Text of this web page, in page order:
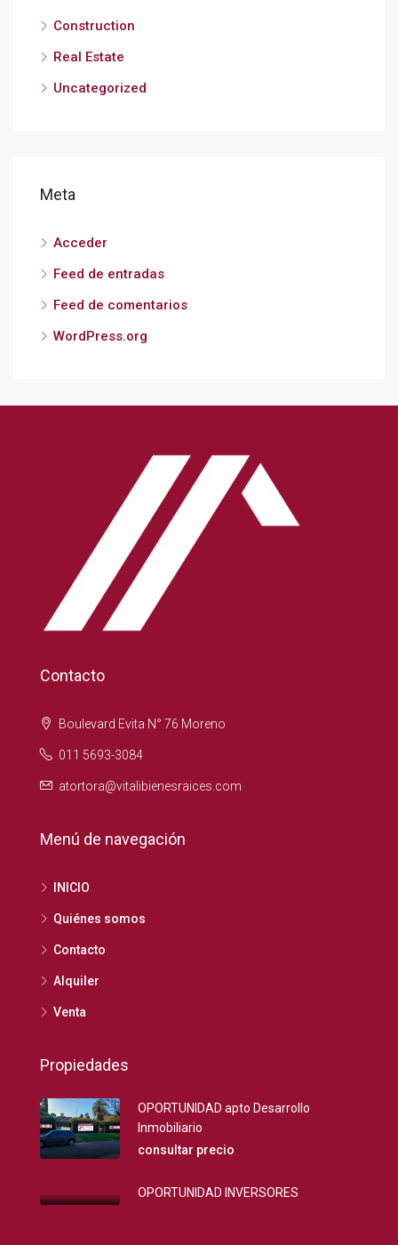
Construction
Real Estate
Uncategorized
Meta
Acceder
Feed de entradas
Feed de comentarios
WordPress.org
Contacto
Boulevard Evita N° 76 Moreno
011 5693-3084
atortora@vitalibienesraices.com
Menú de navegación
INICIO
Quiénes somos
Contacto
Alquiler
Venta
Propiedades
OPORTUNIDAD apto Desarrollo
Inmobiliario
consultar precio
OPORTUNIDAD INVERSORES